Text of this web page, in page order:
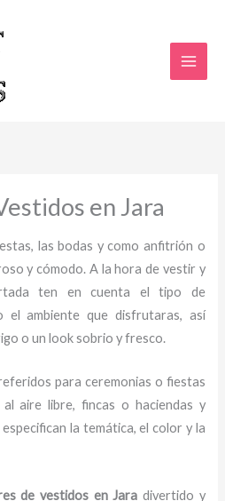
en Jara
las bodas y como anfitrión o
y cómodo. A la hora de vestir y
ten en cuenta el tipo de
el ambiente que disfrutaras, así
o un look sobrio y fresco.
para ceremonias o fiestas
aire libre, fincas o haciendas y
la temática, el color y la
de vestidos en Jara divertido y